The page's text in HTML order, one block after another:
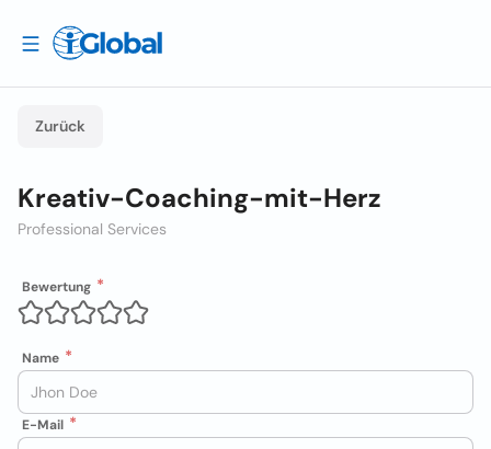
Zurück
Kreativ-Coaching-mit-Herz
Professional Services
Bewertung
Name
E-Mail